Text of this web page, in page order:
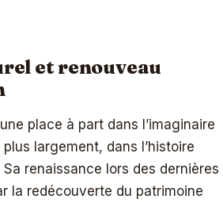
et renouveau
place à part dans l’imaginaire
largement, dans l’histoire
renaissance lors des dernières
la redécouverte du patrimoine